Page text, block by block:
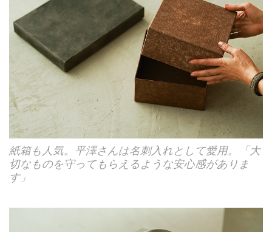
紙箱も人気。平澤さんは名刺入れとして愛用。「大
切なものを守ってもらえるような安心感がありま
す」